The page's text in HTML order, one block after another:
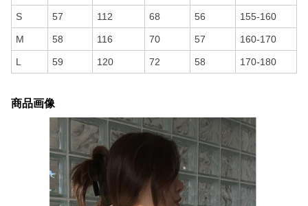
S 57 112 68 56 155-160
M 58 116 70 57 160-170
L 59 120 72 58 170-180
商品画像